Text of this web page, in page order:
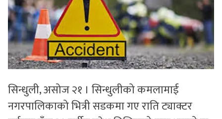
भिडियो
सिन्धुली, असोज २१ । सिन्धुलीको कमलामाई
नगरपालिकाको भित्री सडकमा गए राति ट्याक्टर